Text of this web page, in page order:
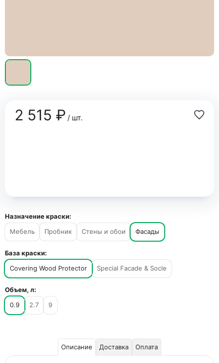
2 515 ₽/ шт.
Назначение краски:
Мебель
Пробник Стены и обои Фасады
База краски:
Covering Wood Protector
Special Facade & Socle
Объем, л:
0.9
2.7 9
Описание Доставка Оплата